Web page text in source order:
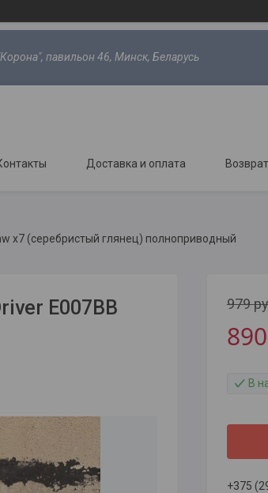
павильон 46, Минск, Беларусь
Доставка и оплата Возврат
x7 (серебристый глянец) полноприводный
E007BB 979
890
В
+375